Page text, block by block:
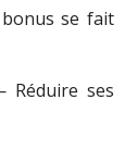
se fait
Réduire ses